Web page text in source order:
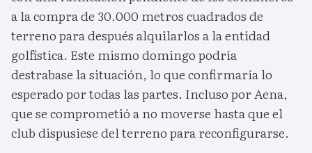
a la compra de 30.000 metros cuadrados de
terreno para después alquilarlos a la entidad
golfística. Este mismo domingo podría
destrabase la situación, lo que confirmaría lo
esperado por todas las partes. Incluso por Aena,
que se comprometió a no moverse hasta que el
club dispusiese del terreno para reconfigurarse.